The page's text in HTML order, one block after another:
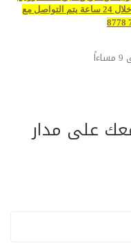
او رقم الهاتف في حال عدم الرد علي الشكوى خلال 24 ساعة يتم التواصل مع
على مدار